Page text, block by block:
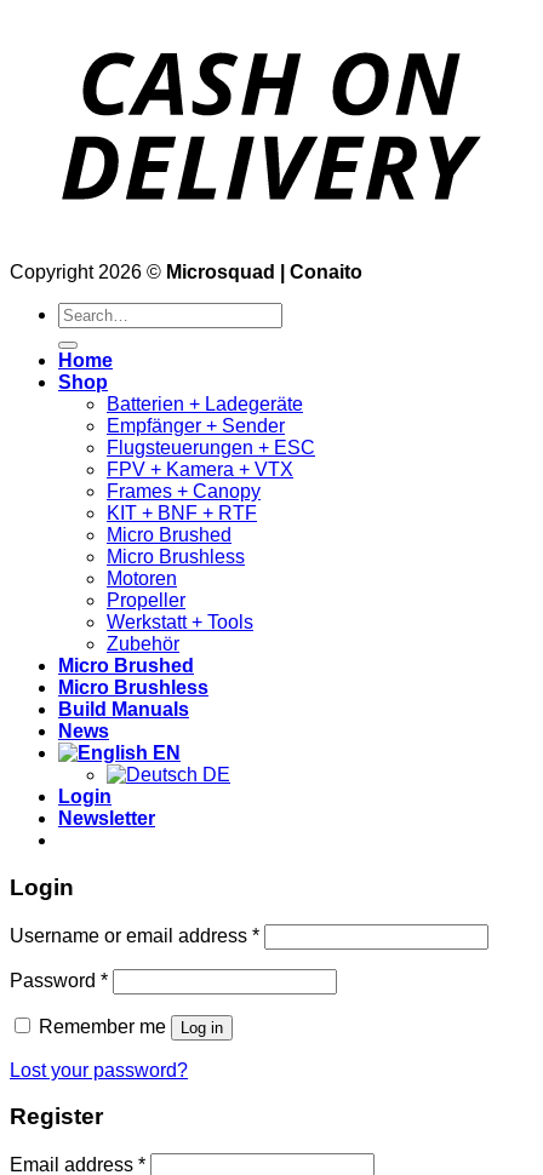
Copyright 2026 © Microsquad | Conaito
Search
for:
Home
Shop
Batterien + Ladegeräte
Empfänger + Sender
Flugsteuerungen + ESC
FPV + Kamera + VTX
Frames + Canopy
KIT + BNF + RTF
Micro Brushed
Micro Brushless
Motoren
Propeller
Werkstatt + Tools
Zubehör
Micro Brushed
Micro Brushless
Build Manuals
News
EN
DE
Login
Newsletter
Login
Username or email address *Required
Password *Required
Remember me Log in
Lost your password?
Register
Email address *Required